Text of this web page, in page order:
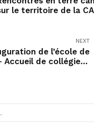
le territoire de la
NEXT
de l’école de
Accueil de collégiens